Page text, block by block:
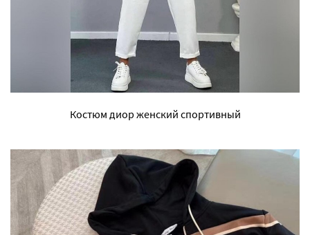
Костюм диор женский спортивный